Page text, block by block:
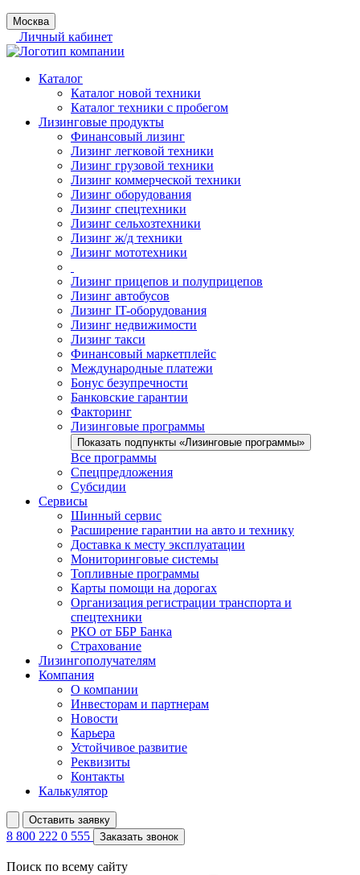
Москва
Личный кабинет
Каталог
Каталог новой техники
Каталог техники с пробегом
Лизинговые продукты
Финансовый лизинг
Лизинг легковой техники
Лизинг грузовой техники
Лизинг коммерческой техники
Лизинг оборудования
Лизинг спецтехники
Лизинг сельхозтехники
Лизинг ж/д техники
Лизинг мототехники
Лизинг прицепов и полуприцепов
Лизинг автобусов
Лизинг IT-оборудования
Лизинг недвижимости
Лизинг такси
Финансовый маркетплейс
Международные платежи
Бонус безупречности
Банковские гарантии
Факторинг
Лизинговые программы
Показать подпункты «Лизинговые программы»
Все программы
Спецпредложения
Субсидии
Сервисы
Шинный сервис
Расширение гарантии на авто и технику
Доставка к месту эксплуатации
Мониторинговые системы
Топливные программы
Карты помощи на дорогах
Организация регистрации транспорта и
спецтехники
РКО от ББР Банка
Страхование
Лизингополучателям
Компания
О компании
Инвесторам и партнерам
Новости
Карьера
Устойчивое развитие
Реквизиты
Контакты
Калькулятор
Оставить заявку
8 800 222 0 555 Заказать звонок
Поиск по всему сайту